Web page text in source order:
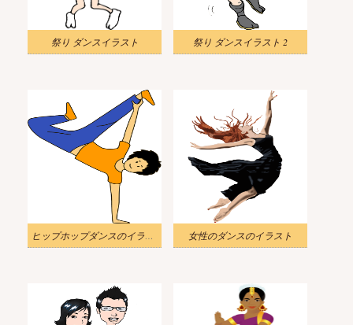
祭り ダンスイラスト 祭り ダンスイラスト 2
ヒップホップダンスのイラスト 女性のダンスのイラスト